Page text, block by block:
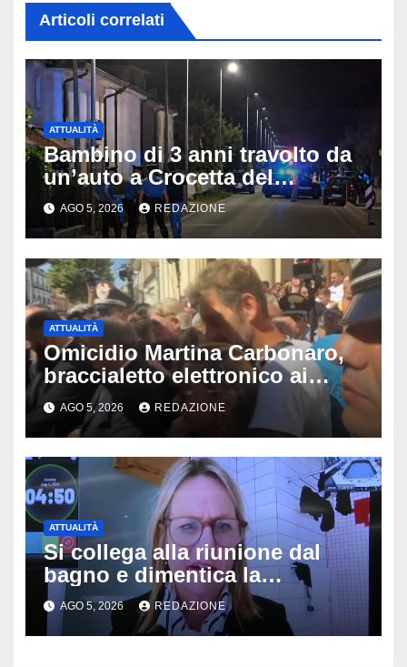
Articoli correlati
ATTUALITÀ
Bambino di 3 anni travolto da
un’auto a Crocetta del
Montello: è gravissimo,
trasportato in elicottero a
Padova
AGO 5, 2026 REDAZIONE
ATTUALITÀ
Omicidio Martina Carbonaro,
braccialetto elettronico ai
genitori della 14enne: non
potranno avvicinarsi alla
famiglia di Alessio Tucci
AGO 5, 2026 REDAZIONE
ATTUALITÀ
Si collega alla riunione dal
bagno e dimentica la
telecamera accesa: tutti
vedono il bucato, il video
diventa virale
AGO 5, 2026 REDAZIONE